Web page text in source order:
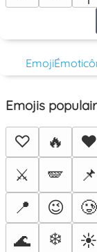
Emoji
Emojis
♡ 🔥 ❤️
⚔️
🪽 📌
📍
😉 🥲
🌊
❄️ ☀️